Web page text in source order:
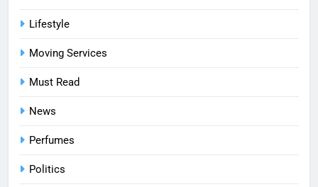
Lifestyle
Moving Services
Must Read
News
Perfumes
Politics